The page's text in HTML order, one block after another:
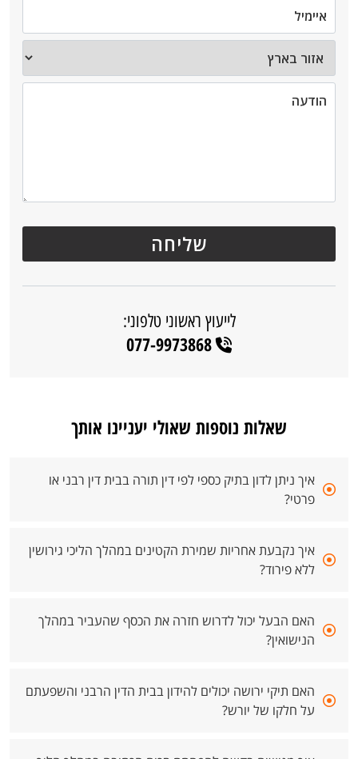
לייעוץ ראשוני טלפוני:
077-9973868
שאלות נוספות שאולי יעניינו אותך
איך ניתן לדון בתיק כספי לפי דין תורה בבית דין רבני או
פרטי?
איך נקבעת אחריות שמירת הקטינים במהלך הליכי גירושין
ללא פירוד?
האם הבעל יכול לדרוש חזרה את הכסף שהעביר במהלך
הנישואין?
האם תיקי ירושה יכולים להידון בבית הדין הרבני והשפעתם
על חלקו של יורש?